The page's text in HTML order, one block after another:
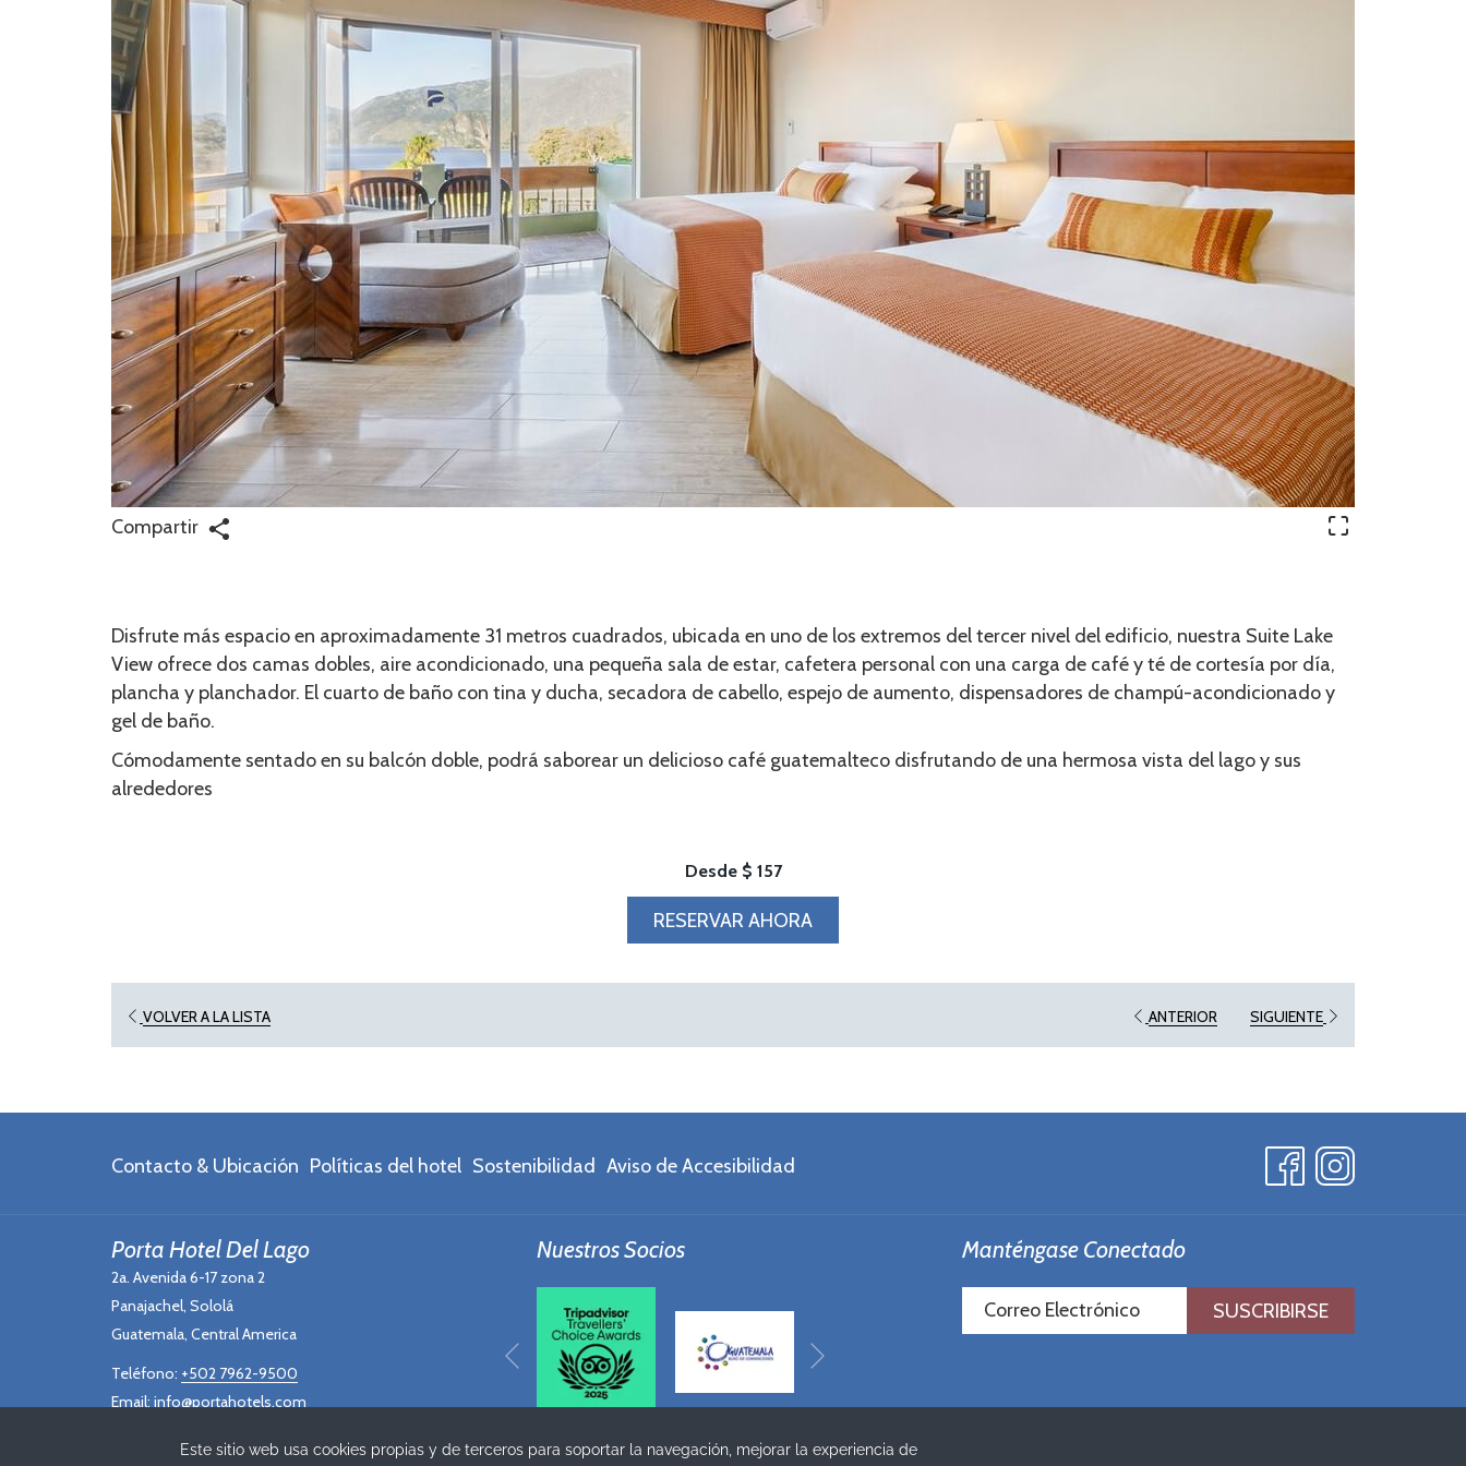
Compartir
Disfrute más espacio en aproximadamente 31 metros cuadrados, ubicada en uno de los extremos del tercer nivel del edificio, nuestra Suite Lake
View ofrece dos camas dobles, aire acondicionado, una pequeña sala de estar, cafetera personal con una carga de café y té de cortesía por día,
plancha y planchador. El cuarto de baño con tina y ducha, secadora de cabello, espejo de aumento, dispensadores de champú-acondicionado y
gel de baño.
Cómodamente sentado en su balcón doble, podrá saborear un delicioso café guatemalteco disfrutando de una hermosa vista del lago y sus
alrededores
Desde $ 157
RESERVAR AHORA
VOLVER A LA LISTA ANTERIOR SIGUIENTE
Contacto & Ubicación Políticas del hotel Sostenibilidad Aviso de Accesibilidad
Porta Hotel Del Lago
2a. Avenida 6-17 zona 2
Panajachel, Sololá
Guatemala, Central America
Teléfono: +502 7962-9500
Email: info@portahotels.com
Nuestros Socios
Anterior
Manténgase Conectado
SUSCRIBIRSE